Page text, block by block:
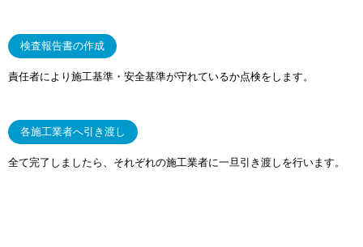
検査報告書の作成
責任者により施工基準・安全基準が守れているか点検をします。
各施工業者へ引き渡し
全て完了しましたら、それぞれの施工業者に一旦引き渡しを行います。